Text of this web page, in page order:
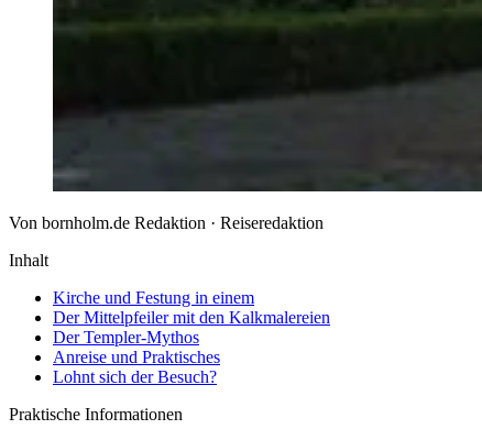
Von bornholm.de Redaktion · Reiseredaktion
Inhalt
Kirche und Festung in einem
Der Mittelpfeiler mit den Kalkmalereien
Der Templer-Mythos
Anreise und Praktisches
Lohnt sich der Besuch?
Praktische Informationen